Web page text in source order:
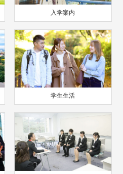
入学案内
学生生活